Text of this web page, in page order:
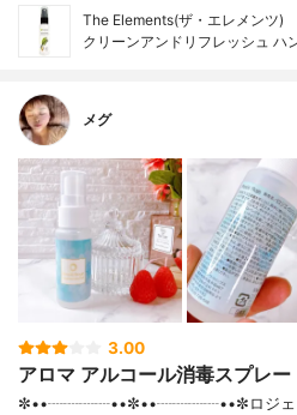
The Elements(ザ・エレメンツ)
クリーンアンドリフレッシュ ハ
メグ
3.00
アロマ アルコール消毒スプレー
✼••┈┈┈┈••✼••┈┈┈┈••✼ロジェ・